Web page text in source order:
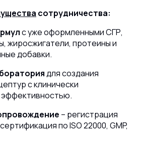
сотрудничества:
с уже оформленными СГР,
жиросжигатели, протеины и
добавки.
для создания
с клинически
– регистрация
по ISO 22000, GMP,